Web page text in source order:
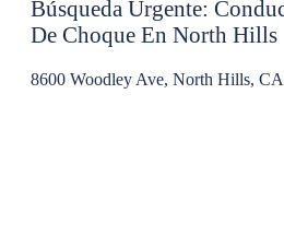
Búsqueda Urgente:
De Choque En North Hills
8600 Woodley Ave, North Hills,